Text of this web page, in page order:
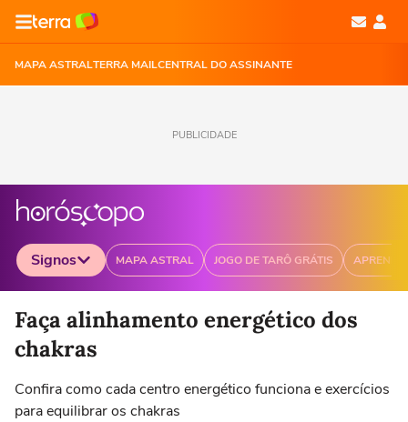
MAPA ASTRALTERRA MAILCENTRAL DO ASSINANTE
PUBLICIDADE
Signos MAPA ASTRAL JOGO DE TARÔ GRÁTIS
Selecione o signo para ver as notícias
Áries
21/03 a 20/04
Touro
21/04 a 20/05
Gêmeos Câncer
Faça alinhamento energético dos
chakras
Confira como cada centro energético funciona e exercícios
para equilibrar os chakras